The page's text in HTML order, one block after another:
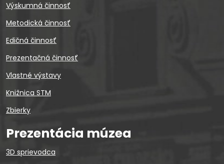
Výskumná činnosť
Metodická činnosť
Edičná činnosť
Prezentačná činnosť
Vlastné výstavy
Knižnica STM
Zbierky
Prezentácia múzea
3D sprievodca